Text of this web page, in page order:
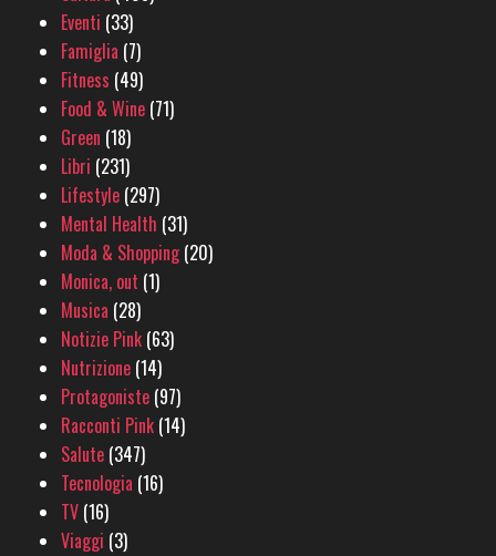
Eventi (33)
Famiglia (7)
Fitness (49)
Food & Wine (71)
Green (18)
Libri (231)
Lifestyle (297)
Mental Health (31)
Moda & Shopping(20)
Monica, out (1)
Musica (28)
Notizie Pink (63)
Nutrizione (14)
Protagoniste (97)
Racconti Pink (14)
Salute (347)
Tecnologia (16)
TV (16)
Viaggi (3)